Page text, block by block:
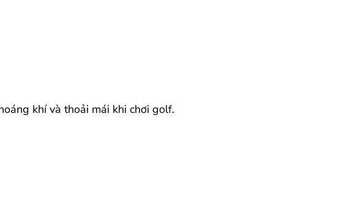
khí và thoải mái khi chơi golf.